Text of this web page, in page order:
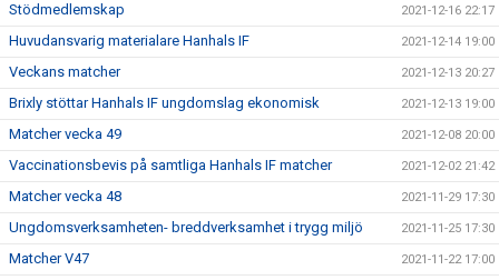
Stödmedlemskap 2021-12-16 22:17
Huvudansvarig materialare Hanhals IF 2021-12-14 19:00
Veckans matcher 2021-12-13 20:27
Brixly stöttar Hanhals IF ungdomslag ekonomisk 2021-12-13 19:00
Matcher vecka 49 2021-12-08 20:00
Vaccinationsbevis på samtliga Hanhals IF matcher 2021-12-02 21:42
Matcher vecka 48 2021-11-29 17:30
Ungdomsverksamheten- breddverksamhet i trygg miljö 2021-11-25 17:30
Matcher V47 2021-11-22 17:00